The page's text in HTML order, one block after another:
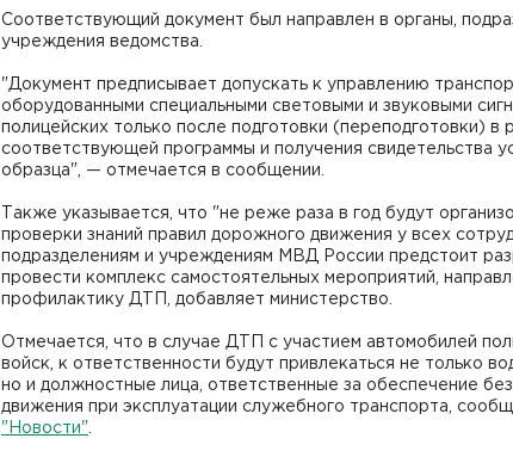
Соответствующий документ был направлен в органы,
учреждения ведомства.
"Документ предписывает допускать к управлению
оборудованными специальными световыми и звуковыми
полицейских только после подготовки (переподготовки) в
соответствующей программы и получения свидетельства
образца", — отмечается в сообщении.
Также указывается, что "не реже раза в год будут
проверки знаний правил дорожного движения у всех
подразделениям и учреждениям МВД России предстоит
провести комплекс самостоятельных мероприятий,
профилактику ДТП, добавляет министерство.
Отмечается, что в случае ДТП с участием автомобилей
войск, к ответственности будут привлекаться не только
но и должностные лица, ответственные за обеспечение
движения при эксплуатации служебного транспорта,
"Новости"